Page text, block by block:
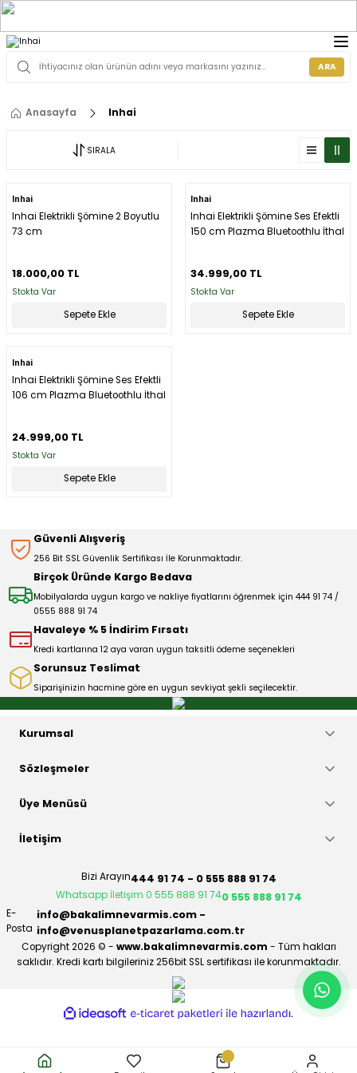
ARA
Anasayfa Inhai
SIRALA
Inhai
Inhai Elektrikli Şömine 2 Boyutlu
73 cm
18.000,00 TL
Stokta Var
Sepete Ekle
Inhai
Inhai Elektrikli Şömine Ses Efektli
150 cm Plazma Bluetoothlu İthal
34.999,00 TL
Stokta Var
Sepete Ekle
Inhai
Inhai Elektrikli Şömine Ses Efektli
106 cm Plazma Bluetoothlu İthal
24.999,00 TL
Stokta Var
Sepete Ekle
Güvenli Alışveriş
256 Bit SSL Güvenlik Sertifikası İle Korunmaktadır.
Birçok Üründe Kargo Bedava
Mobilyalarda uygun kargo ve nakliye fiyatlarını öğrenmek için 444 91 74 /
0555 888 91 74
Havaleye % 5 İndirim Fırsatı
Kredi kartlarına 12 aya varan uygun taksitli ödeme seçenekleri
Sorunsuz Teslimat
Siparişinizin hacmine göre en uygun sevkiyat şekli seçilecektir.
Kurumsal
Sözleşmeler
Üye Menüsü
İletişim
Bizi Arayın444 91 74 - 0 555 888 91 74
Whatsapp İletişim 0 555 888 91 740 555 888 91 74
E-
Posta
info@bakalimnevarmis.com -
info@venusplanetpazarlama.com.tr
Copyright 2026 © - www.bakalimnevarmis.com - Tüm hakları
saklıdır. Kredi kartı bilgileriniz 256bit SSL sertifikası ile korunmaktadır.
ideasoft
e-